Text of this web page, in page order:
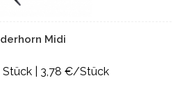
Midi
Stück | 3,78 €/Stück